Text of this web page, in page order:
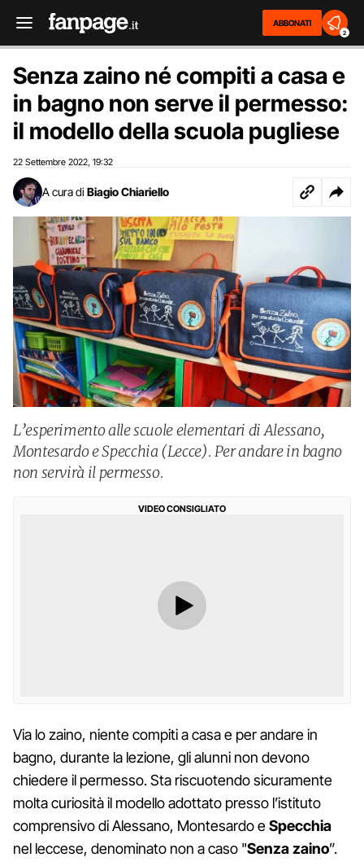
ABBONATI
2
Senza zaino né compiti a casa e
in bagno non serve il permesso:
il modello della scuola pugliese
22 Settembre 2022 19:32
A cura di Biagio Chiariello
L’esperimento alle scuole elementari di Alessano,
Montesardo e Specchia (Lecce). Per andare in bagno
non servirà il permesso.
VIDEO CONSIGLIATO
Via lo zaino, niente compiti a casa e per andare in
bagno, durante la lezione, gli alunni non devono
chiedere il permesso. Sta riscuotendo sicuramente
molta curiosità il modello adottato presso l’istituto
comprensivo di Alessano, Montesardo eSpecchia
nel leccese, denominato non a caso "Senza zaino”.